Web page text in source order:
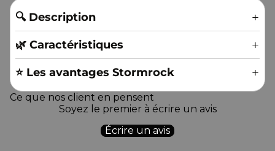
🔍 Description
🌿 Caractéristiques
⭐️ Les avantages Stormrock
Ce que nos client en pensent
Soyez le premier à écrire un avis
Écrire un avis